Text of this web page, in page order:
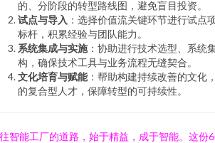
的、分阶段的转型路线图，避免盲目投资。
试点与导入 ：选择价值流关键环节进行试点
标杆，积累经验与团队能力。
系统集成与实施：协助进行技术选型、系统
构，确保技术工具与业务流程无缝契合。
文化培育与赋能：帮助构建持续改善的文化
的复合型人才，保障转型的可持续性。
智能工厂的道路，始于精益，成于智能。这份